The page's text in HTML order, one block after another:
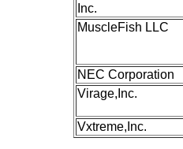
Inc.
MuscleFish LLC
NEC Corporation
Virage,Inc.
Vxtreme,Inc.